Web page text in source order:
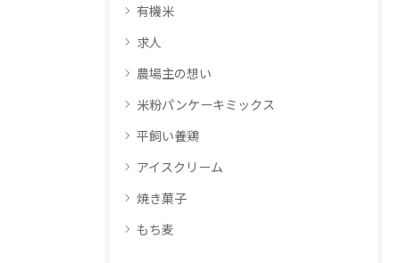
有機米
求人
農場主の想い
米粉パンケーキミックス
平飼い養鶏
アイスクリーム
焼き菓子
もち麦